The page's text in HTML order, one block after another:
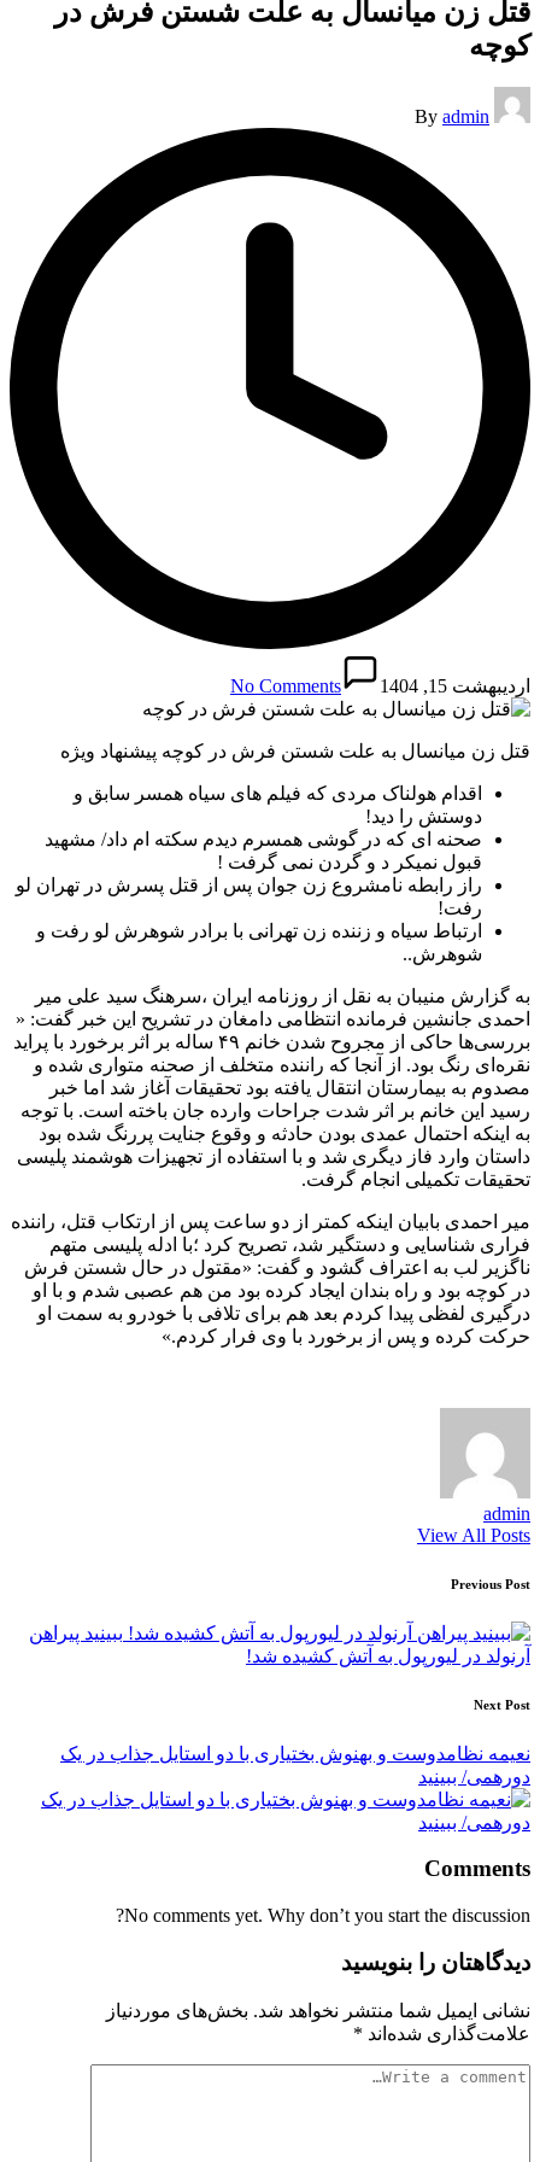
قتل زن میانسال به علت شستن فرش در
کوچه
Posted
by
By admin
اردیبهشت 15, 1404 No Comments
قتل زن میانسال به علت شستن فرش در کوچه پیشنهاد ویژه
اقدام هولناک مردی که فیلم‌ های سیاه همسر سابق و
دوستش را دید!
صحنه ای که در گوشی همسرم دیدم سکته ام داد/ مشهید
قبول نمیکر د و گردن نمی گرفت !
راز رابطه نامشروع زن جوان پس از قتل پسرش در تهران لو
رفت!
ارتباط سیاه و زننده زن تهرانی با برادر شوهرش لو رفت و
شوهرش..
به گزارش منیبان به نقل از روزنامه ایران ،سرهنگ سید علی میر
احمدی جانشین فرمانده انتظامی دامغان در تشریح این خبر گفت: «
بررسی‌ها حاکی از مجروح شدن خانم ۴۹ ساله بر اثر برخورد با پراید
نقره‌ای رنگ بود. از آنجا که راننده متخلف از صحنه متواری شده و
مصدوم به بیمارستان انتقال یافته بود تحقیقات آغاز شد اما خبر
رسید این خانم بر اثر شدت جراحات وارده جان باخته است. با توجه
به اینکه احتمال عمدی بودن حادثه و وقوع جنایت پررنگ شده بود
داستان وارد فاز دیگری شد و با استفاده از تجهیزات هوشمند پلیسی
تحقیقات تکمیلی انجام گرفت.
میر احمدی بابیان اینکه کمتر از دو ساعت پس از ارتکاب قتل، راننده
فراری شناسایی و دستگیر شد، تصریح کرد ؛با ادله پلیسی متهم
ناگزیر لب به اعتراف گشود و گفت: «مقتول در حال شستن فرش
در کوچه بود و راه بندان ایجاد کرده بود من هم عصبی شدم و با او
درگیری لفظی پیدا کردم بعد هم برای تلافی با خودرو به سمت او
حرکت کرده و پس از برخورد با وی فرار کردم.»
admin
View All Posts
Post
navigation
Previous Post
ببینید پیراهن
آرنولد در لیورپول به آتش کشیده شد!
Next Post
نعیمه نظامدوست و بهنوش بختیاری با دو استایل جذاب در یک
دورهمی/ ببینید
Comments
No comments yet. Why don’t you start the discussion?
دیدگاهتان را بنویسید
نشانی ایمیل شما منتشر نخواهد شد. بخش‌های موردنیاز
علامت‌گذاری شده‌اند *